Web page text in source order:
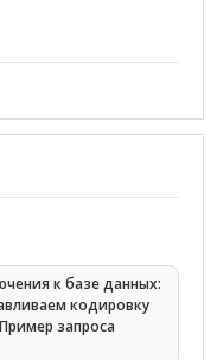
к базе данных:
кодировку
запроса